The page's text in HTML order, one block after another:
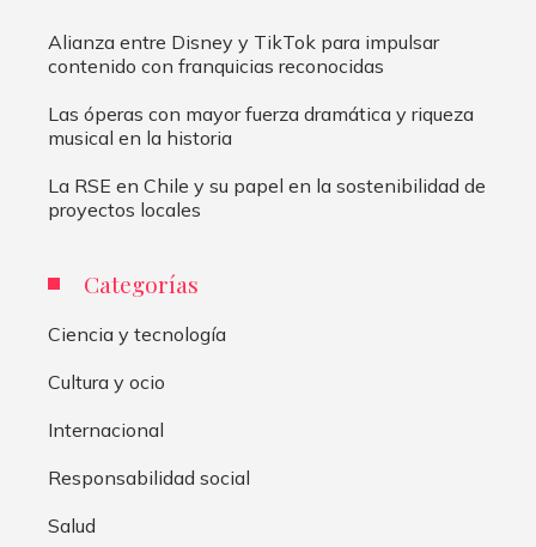
Alianza entre Disney y TikTok para impulsar
contenido con franquicias reconocidas
Las óperas con mayor fuerza dramática y riqueza
musical en la historia
La RSE en Chile y su papel en la sostenibilidad de
proyectos locales
Categorías
Ciencia y tecnología
Cultura y ocio
Internacional
Responsabilidad social
Salud